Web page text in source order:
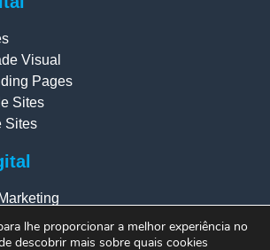
Visual
Pages
Sites
Sites
Sociais
Ads
lhe proporcionar a melhor experiência no
descobrir mais sobre quais cookies